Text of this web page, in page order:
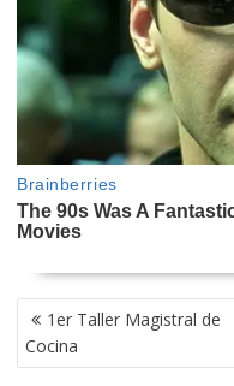
NAVEGACIÓN
DE
ENTRADAS
1er Taller Magistral de
Cocina